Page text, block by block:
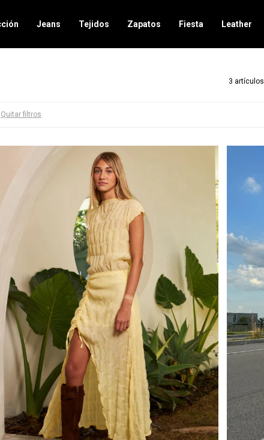
Jeans Tejidos Zapatos Fiesta Leather
3 artículos
Quitar filtros